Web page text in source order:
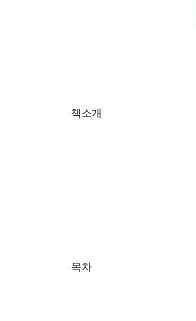
책소개
목차